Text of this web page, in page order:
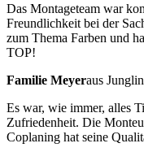
Das Montageteam war
Freundlichkeit bei der
zum Thema Farben und
TOP!
Familie Meyeraus
Es war, wie immer, alles
Zufriedenheit. Die
Coplaning hat seine